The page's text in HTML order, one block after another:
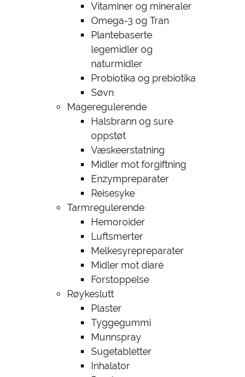
Vitaminer og mineraler
Omega-3 og Tran
Plantebaserte
legemidler og
naturmidler
Probiotika og prebiotika
Søvn
Mageregulerende
Halsbrann og sure
oppstøt
Væskeerstatning
Midler mot forgiftning
Enzympreparater
Reisesyke
Tarmregulerende
Hemoroider
Luftsmerter
Melkesyrepreparater
Midler mot diaré
Forstoppelse
Røykeslutt
Plaster
Tyggegummi
Munnspray
Sugetabletter
Inhalator